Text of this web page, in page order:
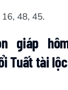
48, 45.
giáp
Tuất tài